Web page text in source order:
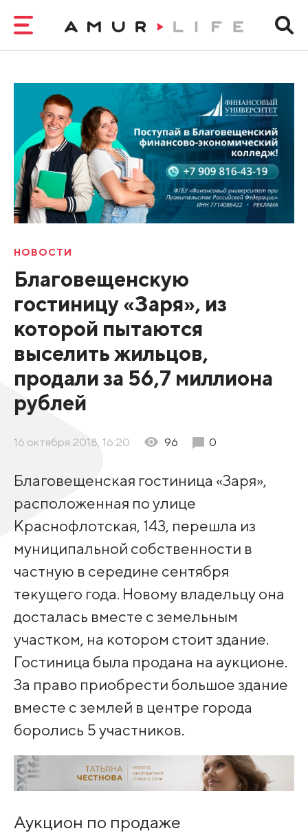
НОВОСТИ
Благовещенскую
гостиницу «Заря», из
которой пытаются
выселить жильцов,
продали за 56,7 миллиона
рублей
16 октября 2018, 16:20 96 0
Благовещенская гостиница «Заря»,
расположенная по улице
Краснофлотская, 143, перешла из
муниципальной собственности в
частную в середине сентября
текущего года. Новому владельцу она
досталась вместе с земельным
участком, на котором стоит здание.
Гостиница была продана на аукционе.
За право приобрести большое здание
вместе с землей в центре города
боролись 5 участников.
Аукцион по продаже